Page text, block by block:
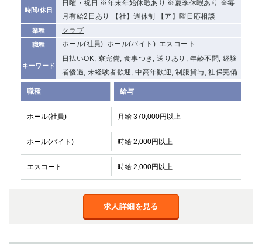
時間/休日
日曜・祝日 ※年末年始休暇あり ※夏季休暇あり ※毎
月有給2日あり 【社】週休制 【ア】曜日応相談
業種 クラブ
職種 ホール(社員) ホール(バイト) エスコート
キーワード
日払いOK, 寮完備, 食事つき, 送りあり, 年齢不問, 経験
者優遇, 未経験者歓迎, 中高年歓迎, 制服貸与, 社保完備
職種 給与
ホール(社員) 月給 370,000円以上
ホール(バイト) 時給 2,000円以上
エスコート 時給 2,000円以上
求人詳細を見る
千葉県
船橋
成田
千葉
西船橋
佐倉
柏（西口）
木更津
柏（東口）
下総中山
茂原
松戸
八千代台
本八幡
浦安
栃木県
東武宇都宮（宇都宮西口）